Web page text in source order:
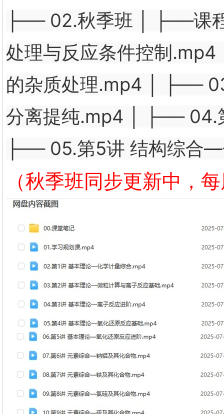
├── 02.秋季班 │ ├──课
处理与反应条件控制
的杂质处理.mp4 │ ├──
分离提纯.mp4 │ ├── 04.
├── 05.第5讲 结构综合
（秋季班同步更新中，